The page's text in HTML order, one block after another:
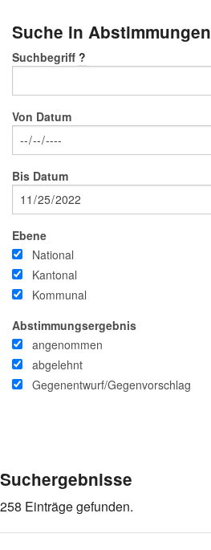
Suche in Abstimmungen
Suchbegriff ?
Von Datum
Bis Datum
Ebene
National
Kantonal
Kommunal
Abstimmungsergebnis
angenommen
abgelehnt
Gegenentwurf/Gegenvorschlag
Suchergebnisse
258 Einträge gefunden.